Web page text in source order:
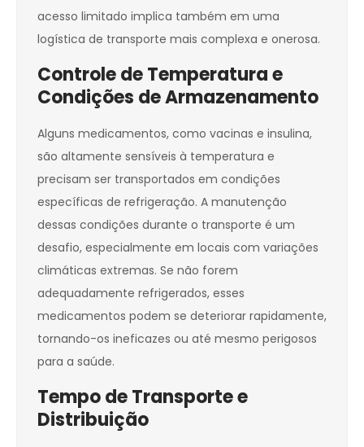
acesso limitado implica também em uma
logística de transporte mais complexa e onerosa.
Controle de Temperatura e
Condições de Armazenamento
Alguns medicamentos, como vacinas e insulina,
são altamente sensíveis à temperatura e
precisam ser transportados em condições
específicas de refrigeração. A manutenção
dessas condições durante o transporte é um
desafio, especialmente em locais com variações
climáticas extremas. Se não forem
adequadamente refrigerados, esses
medicamentos podem se deteriorar rapidamente,
tornando-os ineficazes ou até mesmo perigosos
para a saúde.
Tempo de Transporte e
Distribuição